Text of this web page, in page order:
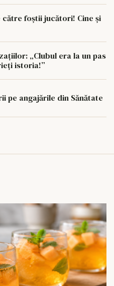
foștii jucători! Cine și
„Clubul era la un pas
istoria!”
pe angajările din Sănătate